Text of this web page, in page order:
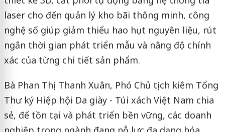
laser cho đến quản lý kho bãi thông minh, công
nghệ số giúp giảm thiểu hao hụt nguyên liệu, rút
ngắn thời gian phát triển mẫu và nâng độ chính
xác của từng chi tiết sản phẩm.
Bà Phan Thị Thanh Xuân, Phó Chủ tịch kiêm Tổng
Thư ký Hiệp hội Da giày - Túi xách Việt Nam chia
sẻ, để tồn tại và phát triển bền vững, các doanh